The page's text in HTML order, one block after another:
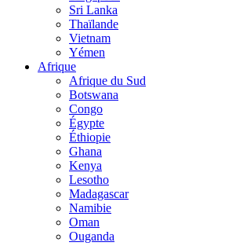
Sri Lanka
Thaïlande
Vietnam
Yémen
Afrique
Afrique du Sud
Botswana
Congo
Égypte
Éthiopie
Ghana
Kenya
Lesotho
Madagascar
Namibie
Oman
Ouganda